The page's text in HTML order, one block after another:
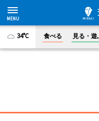
34°C 食べる 見る・遊